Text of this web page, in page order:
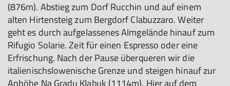
(876m). Abstieg zum Dorf Rucchin und auf einem
alten Hirtensteig zum Bergdorf Clabuzzaro. Weiter
geht es durch aufgelassenes Almgelände hinauf zum
Rifugio Solarie. Zeit für einen Espresso oder eine
Erfrischung. Nach der Pause überqueren wir die
italienischslowenische Grenze und steigen hinauf zur
Anhöhe Na Gradu Klabuk (1114m). Hier auf dem